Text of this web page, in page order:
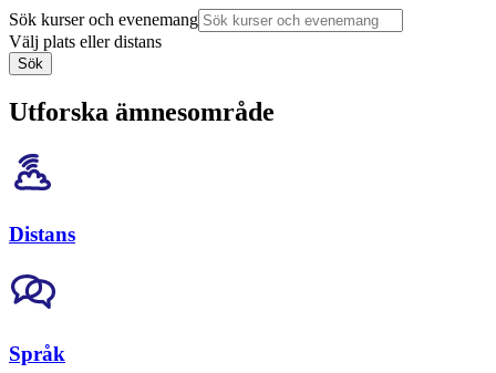
Sök kurser och evenemang
Välj plats eller distans
Sök
Utforska ämnesområde
Distans
Språk